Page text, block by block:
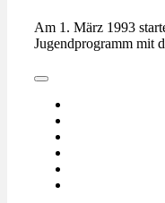
Am 1. März 1993
Jugendprogramm mit